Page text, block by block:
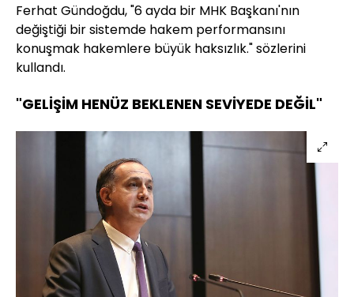
Ferhat Gündoğdu, "6 ayda bir MHK Başkanı'nın
değiştiği bir sistemde hakem performansını
konuşmak hakemlere büyük haksızlık." sözlerini
kullandı.
"GELİŞİM HENÜZ BEKLENEN SEVİYEDE DEĞİL"